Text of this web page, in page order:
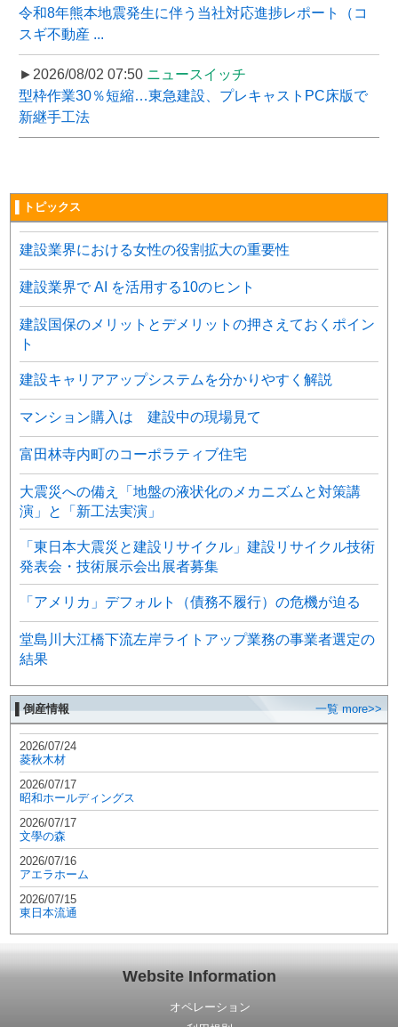
令和8年熊本地震発生に伴う当社対応進捗レポート（コ
スギ不動産 ...
►2026/08/02 07:50 ニュースイッチ
型枠作業30％短縮…東急建設、プレキャストPC床版で
新継手工法
▌トピックス
建設業界における女性の役割拡大の重要性
建設業界で AI を活用する10のヒント
建設国保のメリットとデメリットの押さえておくポイン
ト
建設キャリアアップシステムを分かりやすく解説
マンション購入は 建設中の現場見て
富田林寺内町のコーポラティブ住宅
大震災への備え「地盤の液状化のメカニズムと対策講
演」と「新工法実演」
「東日本大震災と建設リサイクル」建設リサイクル技術
発表会・技術展示会出展者募集
「アメリカ」デフォルト（債務不履行）の危機が迫る
堂島川大江橋下流左岸ライトアップ業務の事業者選定の
結果
▌倒産情報 一覧 more>>
2026/07/24
菱秋木材
2026/07/17
昭和ホールディングス
2026/07/17
文學の森
2026/07/16
アエラホーム
2026/07/15
東日本流通
Website Information
オペレーション